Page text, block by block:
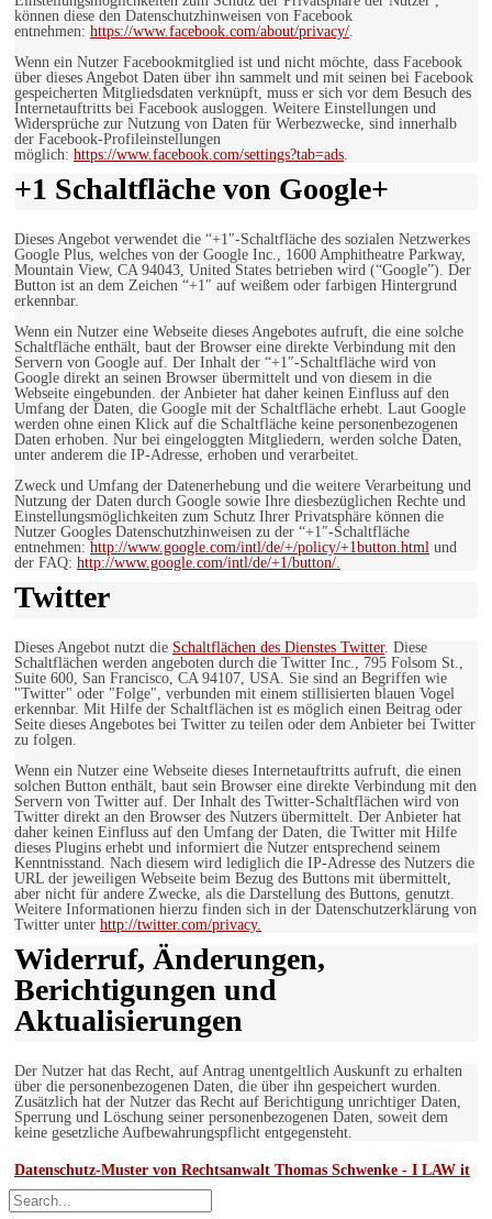
können diese den Datenschutzhinweisen von Facebook
entnehmen: https://www.facebook.com/about/privacy/
Wenn ein Nutzer Facebookmitglied ist und nicht möchte, dass Facebook
über dieses Angebot Daten über ihn sammelt und mit seinen bei Facebook
gespeicherten Mitgliedsdaten verknüpft, muss er sich vor dem Besuch des
Internetauftritts bei Facebook ausloggen. Weitere Einstellungen und
Widersprüche zur Nutzung von Daten für Werbezwecke, sind innerhalb
der Facebook-Profileinstellungen
möglich: https://www.facebook.com/settings?tab=ads
+1 Schaltfläche von Google+
Dieses Angebot verwendet die “+1″-Schaltfläche des sozialen Netzwerkes
Google Plus, welches von der Google Inc., 1600 Amphitheatre Parkway,
Mountain View, CA 94043, United States betrieben wird (“Google”). Der
Button ist an dem Zeichen “+1″ auf weißem oder farbigen Hintergrund
erkennbar.
Wenn ein Nutzer eine Webseite dieses Angebotes aufruft, die eine solche
Schaltfläche enthält, baut der Browser eine direkte Verbindung mit den
Servern von Google auf. Der Inhalt der “+1″-Schaltfläche wird von
Google direkt an seinen Browser übermittelt und von diesem in die
Webseite eingebunden. der Anbieter hat daher keinen Einfluss auf den
Umfang der Daten, die Google mit der Schaltfläche erhebt. Laut Google
werden ohne einen Klick auf die Schaltfläche keine personenbezogenen
Daten erhoben. Nur bei eingeloggten Mitgliedern, werden solche Daten,
unter anderem die IP-Adresse, erhoben und verarbeitet.
Zweck und Umfang der Datenerhebung und die weitere Verarbeitung und
Nutzung der Daten durch Google sowie Ihre diesbezüglichen Rechte und
Einstellungsmöglichkeiten zum Schutz Ihrer Privatsphäre können die
Nutzer Googles Datenschutzhinweisen zu der “+1″-Schaltfläche
entnehmen: http://www.google.com/intl/de/+/policy/+1button.html und
der FAQ: http://www.google.com/intl/de/+1/button/.
Twitter
Dieses Angebot nutzt die Schaltflächen des Dienstes Twitter. Diese
Schaltflächen werden angeboten durch die Twitter Inc., 795 Folsom St.,
Suite 600, San Francisco, CA 94107, USA. Sie sind an Begriffen wie
"Twitter" oder "Folge", verbunden mit einem stillisierten blauen Vogel
erkennbar. Mit Hilfe der Schaltflächen ist es möglich einen Beitrag oder
Seite dieses Angebotes bei Twitter zu teilen oder dem Anbieter bei Twitter
zu folgen.
Wenn ein Nutzer eine Webseite dieses Internetauftritts aufruft, die einen
solchen Button enthält, baut sein Browser eine direkte Verbindung mit den
Servern von Twitter auf. Der Inhalt des Twitter-Schaltflächen wird von
Twitter direkt an den Browser des Nutzers übermittelt. Der Anbieter hat
daher keinen Einfluss auf den Umfang der Daten, die Twitter mit Hilfe
dieses Plugins erhebt und informiert die Nutzer entsprechend seinem
Kenntnisstand. Nach diesem wird lediglich die IP-Adresse des Nutzers die
URL der jeweiligen Webseite beim Bezug des Buttons mit übermittelt,
aber nicht für andere Zwecke, als die Darstellung des Buttons, genutzt.
Weitere Informationen hierzu finden sich in der Datenschutzerklärung von
Twitter unter http://twitter.com/privacy.
Widerruf, Änderungen,
Berichtigungen und
Aktualisierungen
Der Nutzer hat das Recht, auf Antrag unentgeltlich Auskunft zu erhalten
über die personenbezogenen Daten, die über ihn gespeichert wurden.
Zusätzlich hat der Nutzer das Recht auf Berichtigung unrichtiger Daten,
Sperrung und Löschung seiner personenbezogenen Daten, soweit dem
keine gesetzliche Aufbewahrungspflicht entgegensteht.
Datenschutz-Muster von Rechtsanwalt Thomas Schwenke - I LAW it